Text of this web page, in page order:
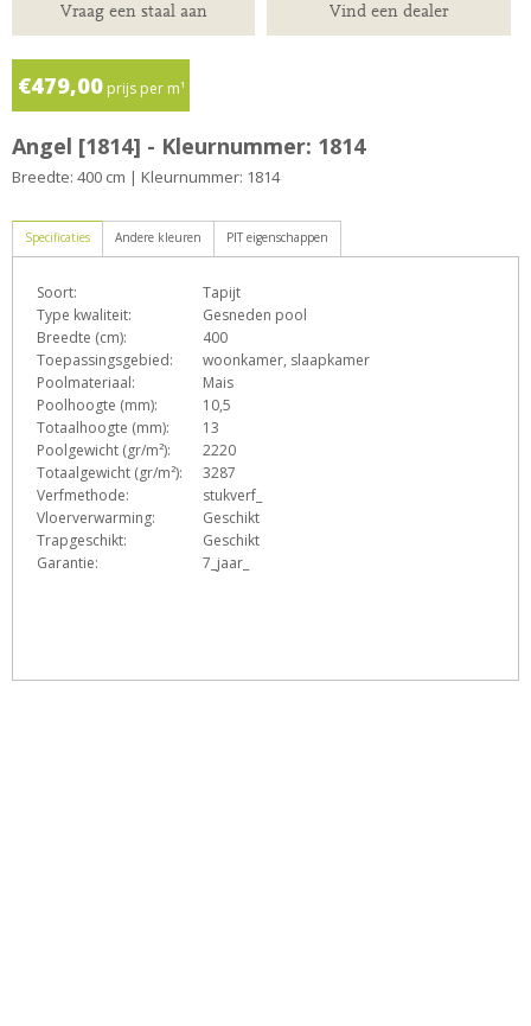
Vraag een staal aan Vind een dealer
€479,00prijs per m¹
Angel [1814] - Kleurnummer: 1814
Breedte: 400 cm | Kleurnummer: 1814
Specificaties
Soort:
Tapijt
Type kwaliteit:
Gesneden pool
Breedte (cm):
400
Toepassingsgebied:
woonkamer, slaapkamer
Poolmateriaal:
Mais
Poolhoogte (mm):
10,5
Totaalhoogte (mm):
13
Poolgewicht (gr/m²):
2220
Totaalgewicht (gr/m²):
3287
Verfmethode:
stukverf_
Vloerverwarming:
Geschikt
Trapgeschikt:
Geschikt
Garantie:
7_jaar_
Andere kleuren PIT eigenschappen
D ehL
sTZ